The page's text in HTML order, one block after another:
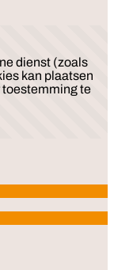
dienst (zoals
kan plaatsen
toestemming te